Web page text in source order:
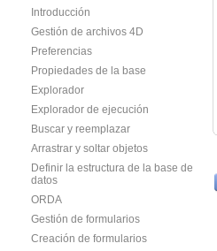
Introducción
Gestión de archivos 4D
Preferencias
Propiedades de la base
Explorador
Explorador de ejecución
Buscar y reemplazar
Arrastrar y soltar objetos
Definir la estructura de la base de
datos
ORDA
Gestión de formularios
Creación de formularios